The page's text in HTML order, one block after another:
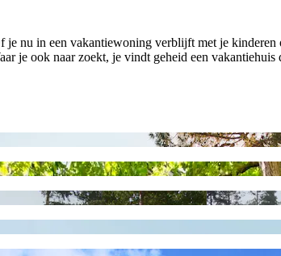
nu in een vakantiewoning verblijft met je
je ook naar zoekt, je vindt geheid een